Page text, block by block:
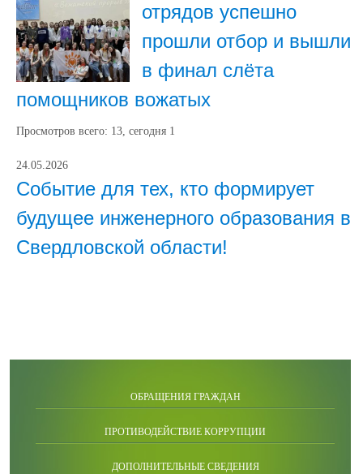
отрядов успешно
прошли отбор и вышли
в финал слёта
помощников вожатых
Просмотров всего: 13, сегодня 1
24.05.2026
Событие для тех, кто формирует
будущее инженерного образования в
Свердловской области!
ОБРАЩЕНИЯ ГРАЖДАН
ПРОТИВОДЕЙСТВИЕ КОРРУПЦИИ
ДОПОЛНИТЕЛЬНЫЕ СВЕДЕНИЯ